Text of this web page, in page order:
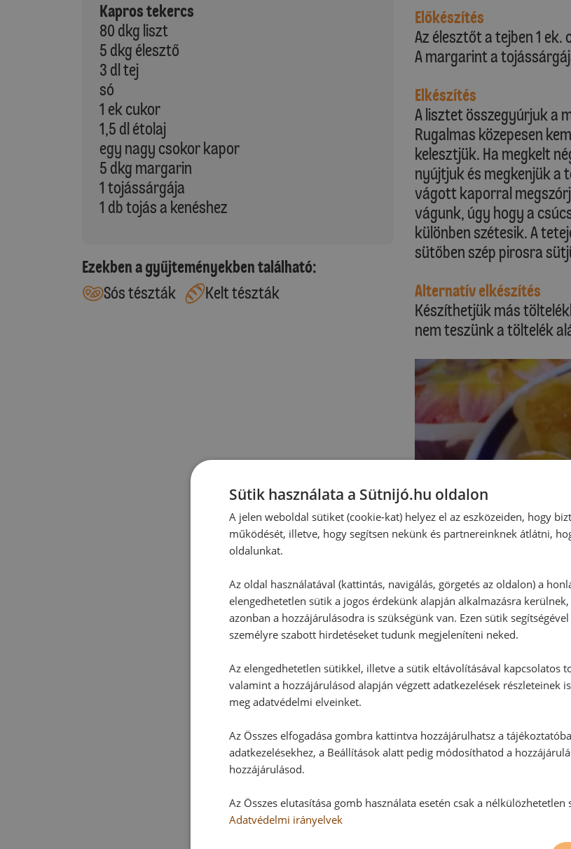
Kapros tekercs
80 dkg liszt
5 dkg élesztő
3 dl tej
só
1 ek cukor
1,5 dl étolaj
egy nagy csokor kapor
5 dkg margarin
1 tojássárgája
1 db tojás a kenéshez
Ezekben a gyűjteményekben található:
Sós tészták
Kelt tészták
Előkészítés
Az élesztőt a tejben 1
A margarint a
Elkészítés
A lisztet összegyúrjuk a
Rugalmas közepesen
kelesztjük. Ha megkelt
nyújtjuk és megkenjük a
vágott kaporral
vágunk, úgy hogy a
különben szétesik. A
sütőben szép pirosra
Alternatív elkészítés
Készíthetjük más
nem teszünk a töltelék
Hozzászólások
Ehhez a recepthez még
Sütik használata a Sütnijó.hu oldalon
A jelen weboldal sütiket (cookie-kat) helyez el az eszközeiden, hogy
működését, illetve, hogy segítsen nekünk és partnereinknek átlátni,
oldalunkat.
Az oldal használatával (kattintás, navigálás, görgetés az oldalon) a
elengedhetetlen sütik a jogos érdekünk alapján alkalmazásra
azonban a hozzájárulásodra is szükségünk van. Ezen sütik
személyre szabott hirdetéseket tudunk megjeleníteni neked.
Az elengedhetetlen sütikkel, illetve a sütik eltávolításával kapcsolatos
valamint a hozzájárulásod alapján végzett adatkezelések részleteinek
meg adatvédelmi elveinket.
Az Összes elfogadása gombra kattintva hozzájárulhatsz a
adatkezelésekhez, a Beállítások alatt pedig módosíthatod a
hozzájárulásod.
Az Összes elutasítása gomb használata esetén csak a
Adatvédelmi irányelvek